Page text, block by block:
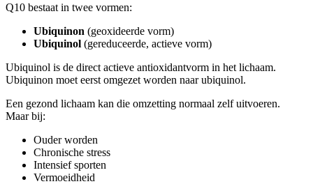
Q10 bestaat in twee vormen:
Ubiquinon (geoxideerde vorm)
Ubiquinol (gereduceerde, actieve vorm)
Ubiquinol is de direct actieve antioxidantvorm in het lichaam.
Ubiquinon moet eerst omgezet worden naar ubiquinol.
Een gezond lichaam kan die omzetting normaal zelf uitvoeren.
Maar bij:
Ouder worden
Chronische stress
Intensief sporten
Vermoeidheid